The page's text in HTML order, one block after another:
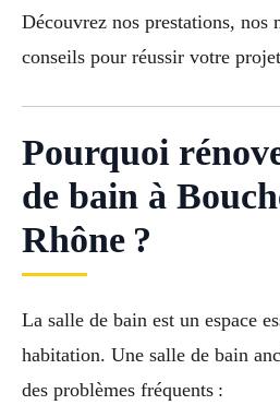
Découvrez nos prestations, nos
conseils pour réussir votre
Pourquoi
de bain à
Rhône ?
La salle de bain est un espace
habitation. Une salle de bain
des problèmes fréquents :